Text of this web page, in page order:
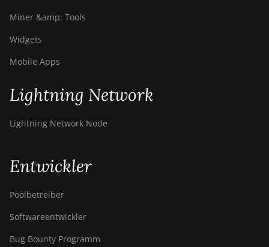
Miner &amp; Tools
Widgets
Mobile Apps
Lightning Network
Lightning Network Node
Entwickler
Poolbetreiber
Softwareentwickler
Bug Bounty Programm